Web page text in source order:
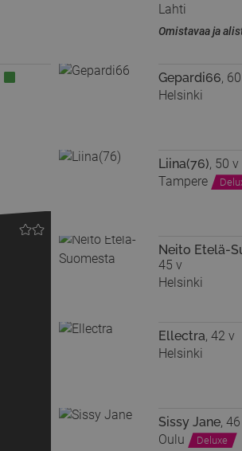
Lahti
Omistavaa ja
Gepardi66,
Helsinki
Liina(76), 50 v
Tampere
Neito Etelä-
45 v
Helsinki
Ellectra, 42 v
Helsinki
Sissy Jane,
Oulu
Deluxe